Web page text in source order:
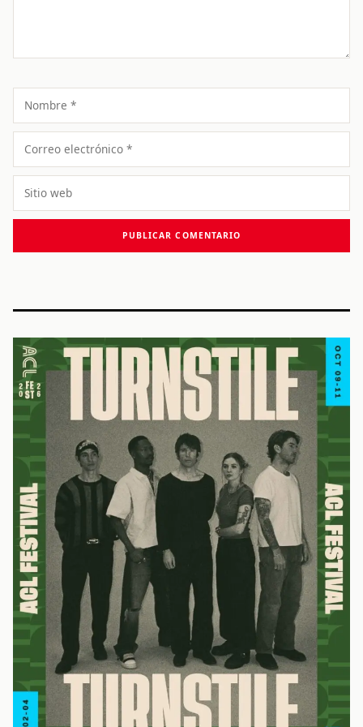
Nombre
Correo
electrónico
Sitio
web